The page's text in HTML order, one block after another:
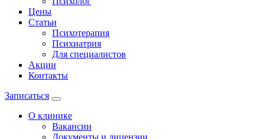
Цены
Статьи
Психотерапия
Психиатрия
Для специалистов
Акции
Контакты
Записаться
О клинике
Вакансии
Документы и лицензии